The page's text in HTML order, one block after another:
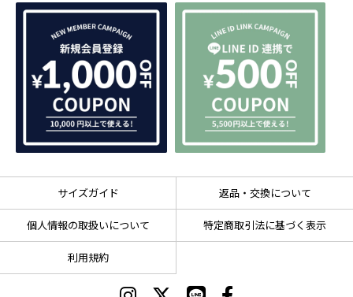
サイズガイド 返品・交換について
個人情報の取扱いについて 特定商取引法に基づく表示
利用規約